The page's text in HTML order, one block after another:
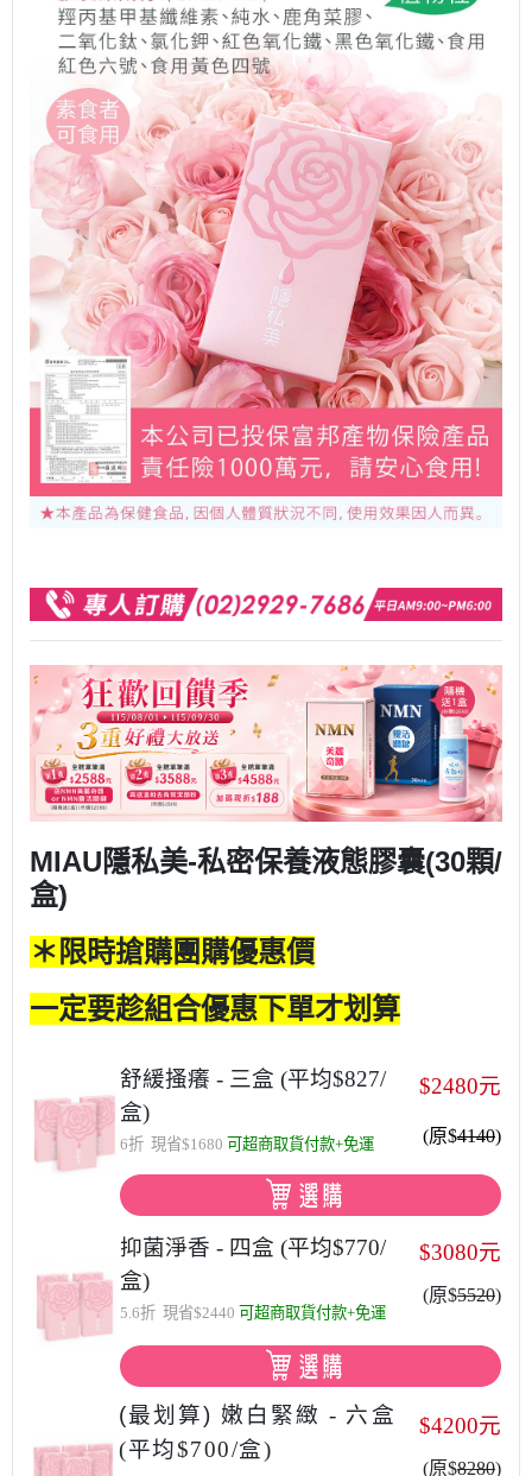
MIAU隱私美-私密保養液態膠囊(30顆/
盒)
＊限時搶購團購優惠價
一定要趁組合優惠下單才划算
舒緩搔癢 - 三盒 (平均$827/
盒)
6折 現省$1680 可超商取貨付款+免運
$2480元
(原$4140)
抑菌淨香 - 四盒 (平均$770/
盒)
5.6折 現省$2440 可超商取貨付款+免運
$3080元
(原$5520)
(最划算) 嫩白緊緻 - 六盒
(平均$700/盒)
$4200元
(原$8280)